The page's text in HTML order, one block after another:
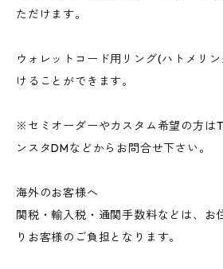
ただけます。
ウォレットコード用リング(ハトメリ
けることができます。
※セミオーダーやカスタム希望の方は
ンスタDMなどからお問合せ下さい。
海外のお客様へ
関税・輸入税・通関手数料などは、お
りお客様のご負担となります。